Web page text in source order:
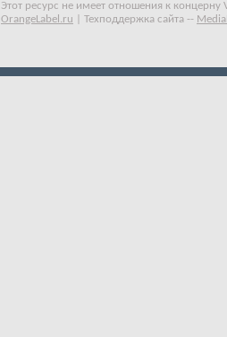
Этот ресурс не имеет отношения к концерну
OrangeLabel.ru
Техподдержка сайта --